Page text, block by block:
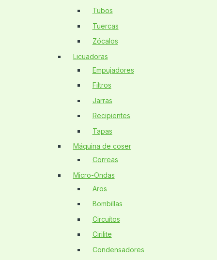
Tubos
Tuercas
Zócalos
Licuadoras
Empujadores
Filtros
Jarras
Recipientes
Tapas
Máquina de coser
Correas
Micro-Ondas
Aros
Bombillas
Circuítos
Cirilite
Condensadores